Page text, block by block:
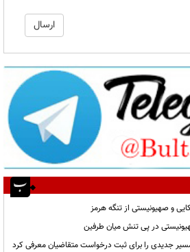
و صهیونیستی از تنگه هرمز
در پی تنش میان طرفین
جدیدی را برای ثبت درخواست متقاضیان معرفی کرد